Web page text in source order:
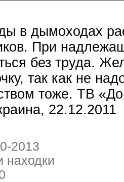
в дымоходах
При
без труда.
так как не
тоже. ТВ
22.12.2011
2013
находки